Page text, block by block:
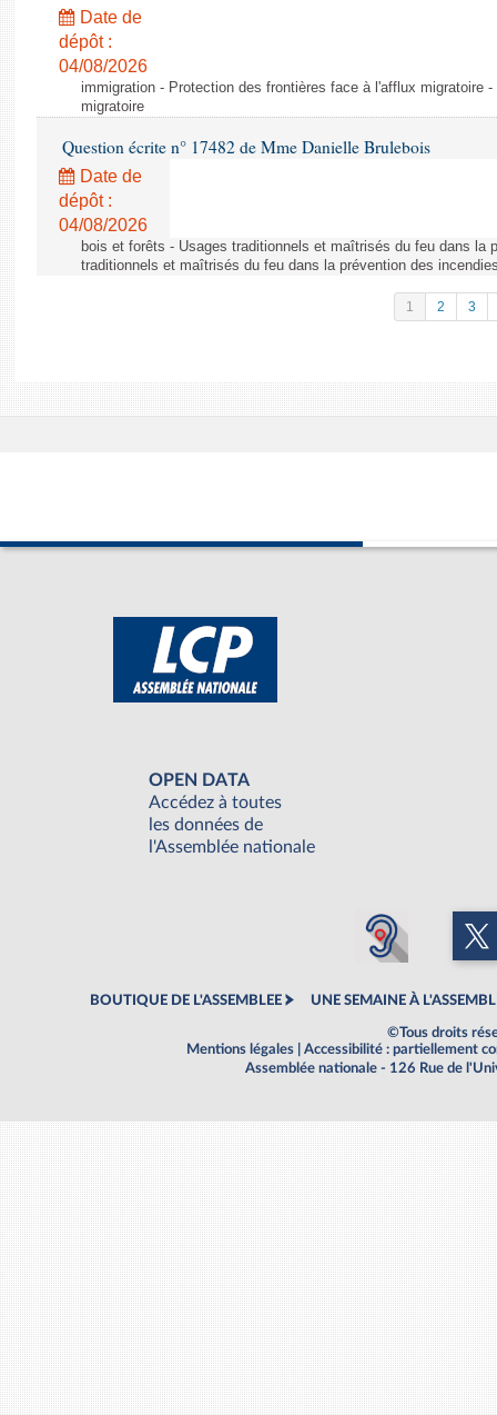
Date de
dépôt :
04/08/2026
immigration - Protection des frontières face à l'afflux migratoire
migratoire
Question écrite n° 17482 de Mme Danielle Brulebois
Date de
dépôt :
04/08/2026
bois et forêts - Usages traditionnels et maîtrisés du feu dans la
traditionnels et maîtrisés du feu dans la prévention des
1 2 3
OPEN DATA
Accédez à toutes
les données de
l'Assemblée nationale
BOUTIQUE DE L'ASSEMBLEE UNE SEMAINE À
©Tous droits
Mentions légales
Accessibilité : partiellement
Assemblée nationale - 126 Rue de